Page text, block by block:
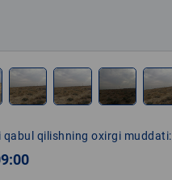
qabul qilishning oxirgi muddati: